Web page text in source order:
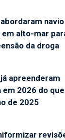
navio
alto-mar
da droga
apreenderam
em 2026 do que
de 2025